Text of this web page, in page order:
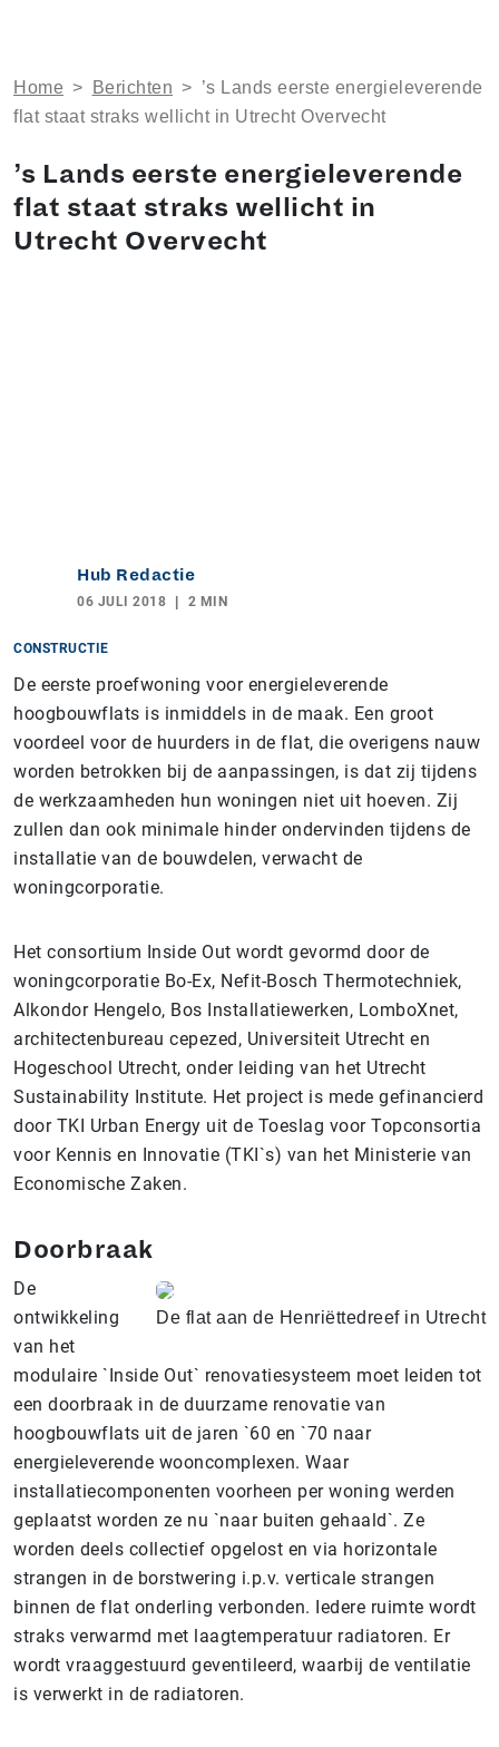
Home > Berichten > ’s Lands eerste energieleverende
flat staat straks wellicht in Utrecht Overvecht
’s Lands eerste energieleverende
flat staat straks wellicht in
Utrecht Overvecht
Hub Redactie
06 JULI 2018 2 MIN
CONSTRUCTIE
De eerste proefwoning voor energieleverende
hoogbouwflats is inmiddels in de maak. Een groot
voordeel voor de huurders in de flat, die overigens nauw
worden betrokken bij de aanpassingen, is dat zij tijdens
de werkzaamheden hun woningen niet uit hoeven. Zij
zullen dan ook minimale hinder ondervinden tijdens de
installatie van de bouwdelen, verwacht de
woningcorporatie.
Het consortium Inside Out wordt gevormd door de
woningcorporatie Bo-Ex, Nefit-Bosch Thermotechniek,
Alkondor Hengelo, Bos Installatiewerken, LomboXnet,
architectenbureau cepezed, Universiteit Utrecht en
Hogeschool Utrecht, onder leiding van het Utrecht
Sustainability Institute. Het project is mede gefinancierd
door TKI Urban Energy uit de Toeslag voor Topconsortia
voor Kennis en Innovatie (TKI`s) van het Ministerie van
Economische Zaken.
Doorbraak
De flat aan de Henriëttedreef in Utrecht
De
ontwikkeling
van het
modulaire `Inside Out` renovatiesysteem moet leiden tot
een doorbraak in de duurzame renovatie van
hoogbouwflats uit de jaren `60 en `70 naar
energieleverende wooncomplexen. Waar
installatiecomponenten voorheen per woning werden
geplaatst worden ze nu `naar buiten gehaald`. Ze
worden deels collectief opgelost en via horizontale
strangen in de borstwering i.p.v. verticale strangen
binnen de flat onderling verbonden. Iedere ruimte wordt
straks verwarmd met laagtemperatuur radiatoren. Er
wordt vraaggestuurd geventileerd, waarbij de ventilatie
is verwerkt in de radiatoren.